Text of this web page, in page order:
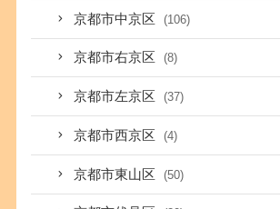
京都市中京区 (106)
京都市右京区 (8)
京都市左京区 (37)
京都市西京区 (4)
京都市東山区 (50)